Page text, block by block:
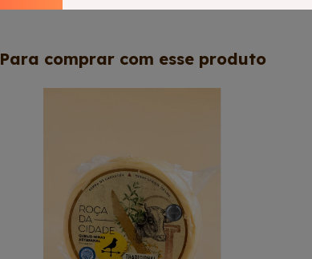
Para comprar com esse produto